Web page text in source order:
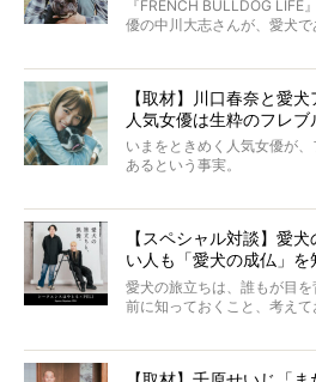
こんな子だった、こんなに
ていたと。
ぼくらは上沼恵美子さんの
と思った。
『FRENCH BULLDOG
優の中川大志さんが、愛犬
マちゃん（2歳の女の子）
カエピソードが次から次へ
【取材】川口春奈と愛
人気女優は生粋のフレブ
いまをときめく人気女優が
あるという事実。
とりを目の当たりにするほ
愛がわたしたちのそれとま
だかうれしくなってしまった
春奈さんとアムちゃんのす
小西がいつくしみながら、
【スペシャル対談】愛
い人も「愛犬の成仏」
はやとも×PELI】
愛犬の旅立ちは、誰もが目
前に知っておくこと、考え